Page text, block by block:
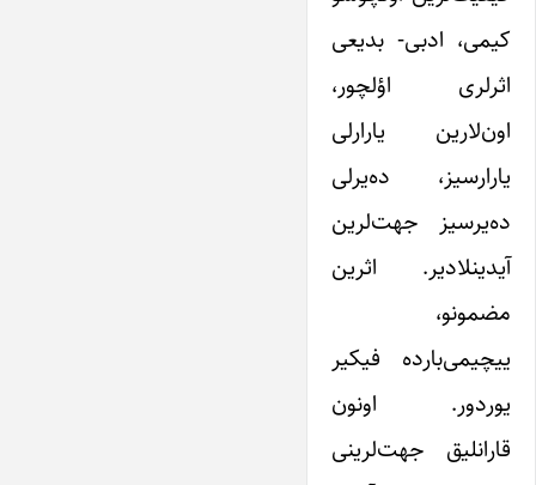
کیمی، ادبی- بدیعی
اثرلری اؤلچور،
اون‌لارین یارارلی
یارارسیز، ده‌یرلی‌
ده‌یرسیز جهت‌لرین
آیدینلادیر. اثرین
مضمونو،
ییچیمی‌بارده فیکیر
یوردور. اونون
قارانلیق جهت‌لرینی